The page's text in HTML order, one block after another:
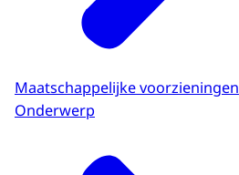
Maatschappelijke voorzieningen
Onderwerp